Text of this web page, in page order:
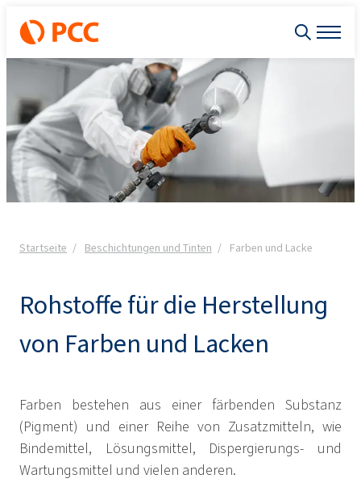
Startseite Beschichtungen und Tinten Farben und Lacke
Rohstoffe für die Herstellung
von Farben und Lacken
Farben bestehen aus einer färbenden Substanz
(Pigment) und einer Reihe von Zusatzmitteln, wie
Bindemittel, Lösungsmittel, Dispergierungs- und
Wartungsmittel und vielen anderen.